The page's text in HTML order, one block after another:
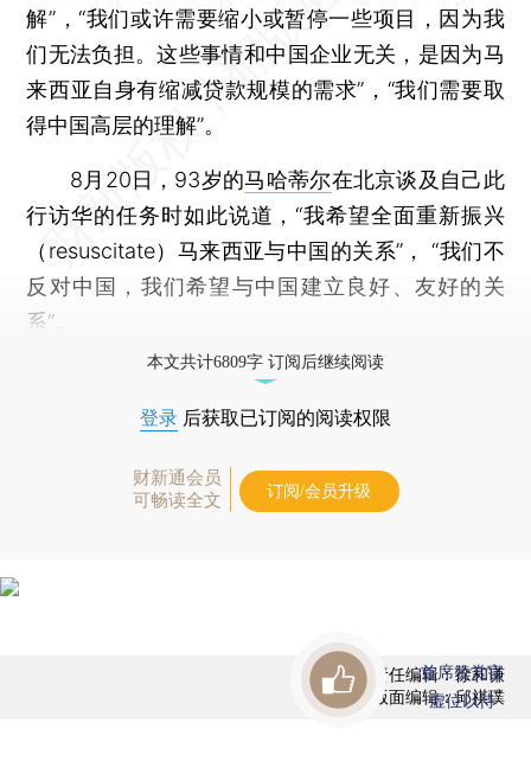
解”，“我们或许需要缩小或暂停一些项目，因为我
们无法负担。这些事情和中国企业无关，是因为马
来西亚自身有缩减贷款规模的需求”，“我们需要取
得中国高层的理解”。
8月20日，93岁的马哈蒂尔在北京谈及自己此
行访华的任务时如此说道，“我希望全面重新振兴
（resuscitate）马来西亚与中国的关系”， “我们不
反对中国，我们希望与中国建立良好、友好的关
系”。
本文共计6809字 订阅后继续阅读
登录 后获取已订阅的阅读权限
财新通会员
可畅读全文
订阅/会员升级
责任编辑：徐和谦
版面编辑：邱祺璞
首席赞赏官
虚位以待